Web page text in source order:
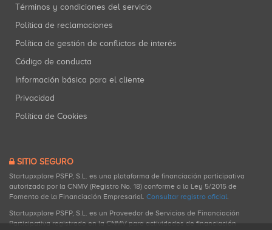
Términos y condiciones del servicio
Política de reclamaciones
Política de gestión de conflictos de interés
Código de conducta
Información básica para el cliente
Privacidad
Política de Cookies
SITIO SEGURO
Startupxplore PSFP, S.L. es una plataforma de financiación participativa
autorizada por la CNMV (Registro No. 18) conforme a la Ley 5/2015 de
Fomento de la Financiación Empresarial. Consultar registro oficial.
Startupxplore PSFP, S.L. es un Proveedor de Servicios de Financiación
Participativa registrado en la CNMV para actividades de financiación